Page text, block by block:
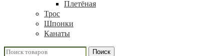
Плетёная
Трос
Шпонки
Канаты
Поиск